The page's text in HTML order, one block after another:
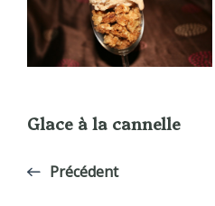
Glace à la cannelle
Précédent